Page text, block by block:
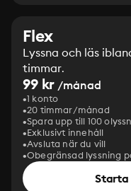
Flex
Lyssna och läs
timmar.
99 kr /månad
1 konto
20 timmar/månad
Spara upp till 100
Exklusivt innehåll
Avsluta när du vill
Obegränsad lyssning
Starta